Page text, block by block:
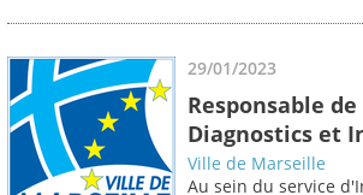
29/01/2023
Responsable
Diagnostics et
Ville de Marseille
Au sein du service